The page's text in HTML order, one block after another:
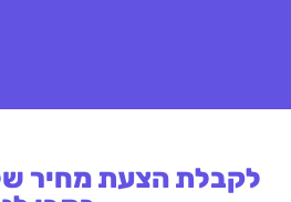
לקבלת הצעת מחיר